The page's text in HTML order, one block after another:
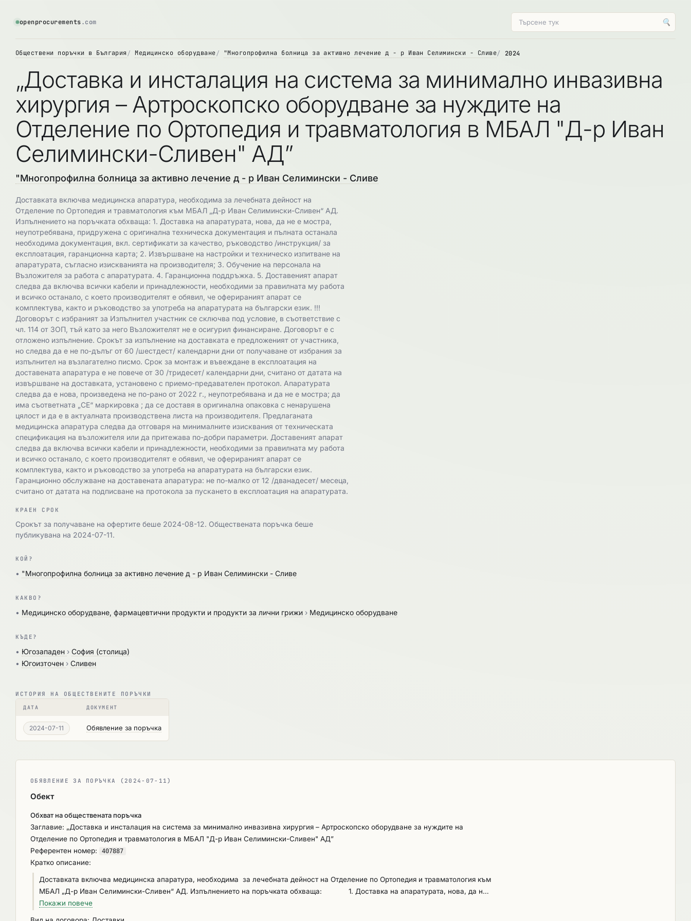
openprocurements.com 🔍
Обществени поръчки в България Медицинско оборудване "Многопрофилна болница за активно лечение д - р Иван Селимински - Сливе 2024
„Доставка и инсталация на система за минимално инвазивна
хирургия – Артроскопско оборудване за нуждите на
Отделение по Ортопедия и травматология в МБАЛ "Д-р Иван
Селимински-Сливен" АД”
"Многопрофилна болница за активно лечение д - р Иван Селимински - Сливе
Доставката включва медицинска апаратура, необходима за лечебната дейност на
Отделение по Ортопедия и травматология към МБАЛ „Д-р Иван Селимински-Сливен“ АД.
Изпълнението на поръчката обхваща: 1. Доставка на апаратурата, нова, да не е мостра,
неупотребявана, придружена с оригинална техническа документация и пълната останала
необходима документация, вкл. сертификати за качество, ръководство /инструкция/ за
експлоатация, гаранционна карта; 2. Извършване на настройки и техническо изпитване на
апаратурата, съгласно изискванията на производителя; 3. Обучение на персонала на
Възложителя за работа с апаратурата. 4. Гаранционна поддръжка. 5. Доставеният апарат
следва да включва всички кабели и принадлежности, необходими за правилната му работа
и всичко останало, с което производителят е обявил, че оферираният апарат се
комплектува, както и ръководство за употреба на апаратурата на български език. !!!
Договорът с избраният за Изпълнител участник се сключва под условие, в съответствие с
чл. 114 от ЗОП, тъй като за него Възложителят не е осигурил финансиране. Договорът е с
отложено изпълнение. Срокът за изпълнение на доставката е предложеният от участника,
но следва да е не по-дълъг от 60 /шестдест/ календарни дни от получаване от избрания за
изпълнител на възлагателно писмо. Срок за монтаж и въвеждане в експлоатация на
доставената апаратура е не повече от 30 /тридесет/ календарни дни, считано от датата на
извършване на доставката, установено с приемо-предавателен протокол. Апаратурата
следва да е нова, произведена не по-рано от 2022 г., неупотребявана и да не е мостра; да
има съответната „СЕ“ маркировка ; да се доставя в оригинална опаковка с ненарушена
цялост и да е в актуалната производствена листа на производителя. Предлаганата
медицинска апаратура следва да отговаря на минималните изисквания от техническата
спецификация на възложителя или да притежава по-добри параметри. Доставеният апарат
следва да включва всички кабели и принадлежности, необходими за правилната му работа
и всичко останало, с което производителят е обявил, че оферираният апарат се
комплектува, както и ръководство за употреба на апаратурата на български език.
Гаранционно обслужване на доставената апаратура: не по-малко от 12 /дванадесет/ месеца,
считано от датата на подписване на протокола за пускането в експлоатация на апаратурата.
КРАЕН СРОК
Срокът за получаване на офертите беше 2024-08-12. Обществената поръчка беше
публикувана на 2024-07-11.
КОЙ?
• "Многопрофилна болница за активно лечение д - р Иван Селимински - Сливе
КАКВО?
• Медицинско оборудване, фармацевтични продукти и продукти за лични грижи › Медицинско оборудване
КЪДЕ?
• Югозападен › София (столица)
• Югоизточен › Сливен
ИСТОРИЯ НА ОБЩЕСТВЕНИТЕ ПОРЪЧКИ
ДАТА ДОКУМЕНТ
2024-07-11 Обявление за поръчка
ОБЯВЛЕНИЕ ЗА ПОРЪЧКА (2024-07-11)
Обект
Обхват на обществената поръчка
Заглавие: „Доставка и инсталация на система за минимално инвазивна хирургия – Артроскопско оборудване за нуждите на
Отделение по Ортопедия и травматология в МБАЛ "Д-р Иван Селимински-Сливен" АД”
Референтен номер:
407887
Кратко описание:
Доставката включва медицинска апаратура, необходима за лечебната дейност на Отделение по Ортопедия и травматология към
МБАЛ „Д-р Иван Селимински-Сливен“ АД. Изпълнението на поръчката обхваща: 1. Доставка на апаратурата, нова, да не
е мостра, неупотребявана, придружена с оригинална техническа документация и пълната останала необходима документация,
Покажи повече